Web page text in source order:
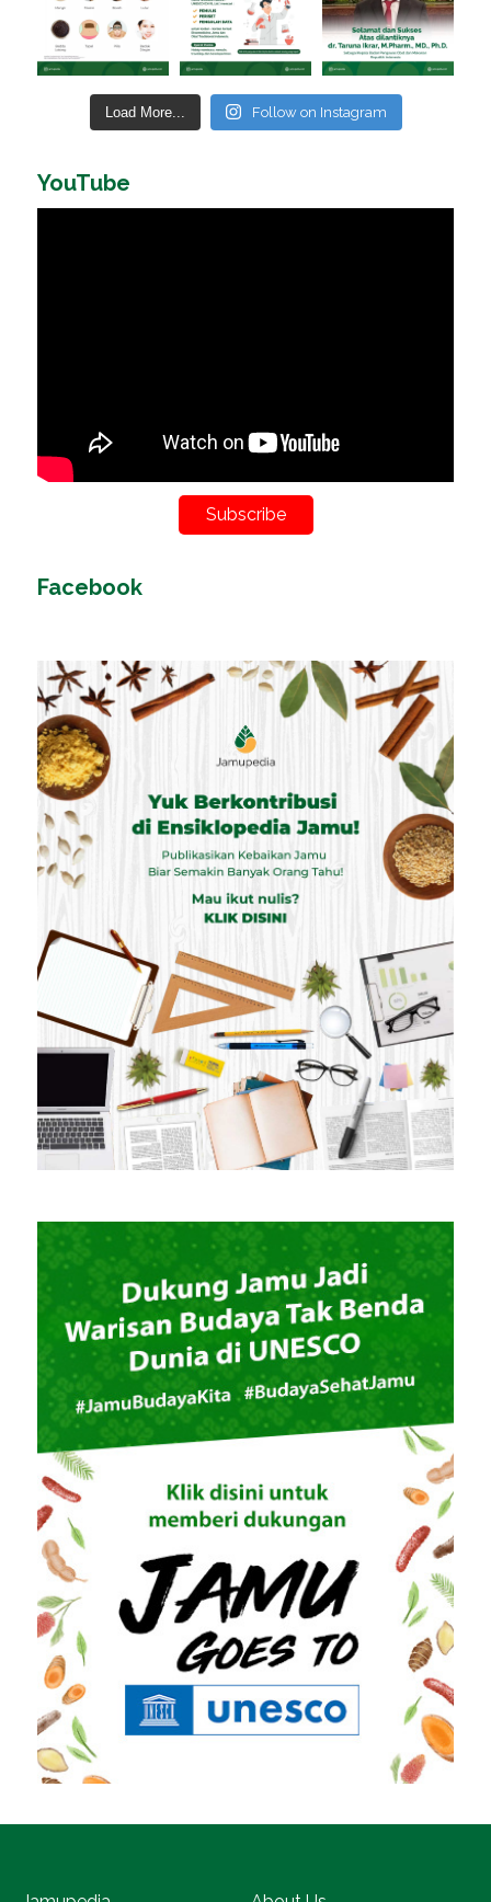
Load More... Follow on Instagram
YouTube
Subscribe
Facebook